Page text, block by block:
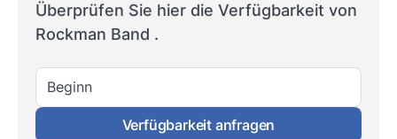
Überprüfen Sie hier die Verfügbarkeit von
Rockman Band .
Beginn
Verfügbarkeit anfragen